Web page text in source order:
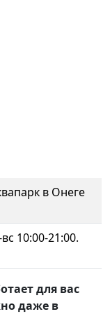
в Онеге
10:00-21:00.
для вас
даже в